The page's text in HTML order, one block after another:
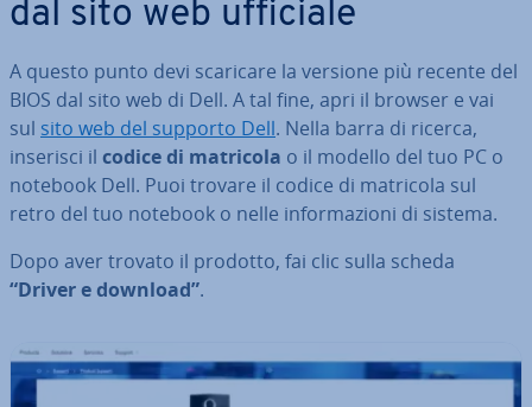
dal sito web ufficiale
A questo punto devi scaricare la versione più recente del
BIOS dal sito web di Dell. A tal fine, apri il browser e vai
sul sito web del supporto Dell. Nella barra di ricerca,
inserisci il codice di matricola o il modello del tuo PC o
notebook Dell. Puoi trovare il codice di matricola sul
retro del tuo notebook o nelle in­for­ma­zio­ni di sistema.
Dopo aver trovato il prodotto, fai clic sulla scheda
“Driver e download”.